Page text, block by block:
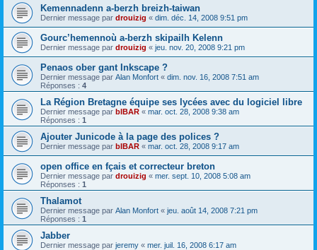
Kemennadenn a-berzh breizh-taiwan
Dernier message par drouizig « dim. déc. 14, 2008 9:51 pm
Gourc’hemennoù a-berzh skipailh Kelenn
Dernier message par drouizig « jeu. nov. 20, 2008 9:21 pm
Penaos ober gant Inkscape ?
Dernier message par Alan Monfort « dim. nov. 16, 2008 7:51 am
Réponses : 4
La Région Bretagne équipe ses lycées avec du logiciel libre
Dernier message par bIBAR « mar. oct. 28, 2008 9:38 am
Réponses : 1
Ajouter Junicode à la page des polices ?
Dernier message par bIBAR « mar. oct. 28, 2008 9:17 am
open office en fçais et correcteur breton
Dernier message par drouizig « mer. sept. 10, 2008 5:08 am
Réponses : 1
Thalamot
Dernier message par Alan Monfort « jeu. août 14, 2008 7:21 pm
Réponses : 1
Jabber
Dernier message par jeremy « mer. juil. 16, 2008 6:17 am